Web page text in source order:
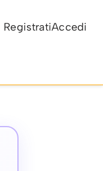
RegistratiAccedi